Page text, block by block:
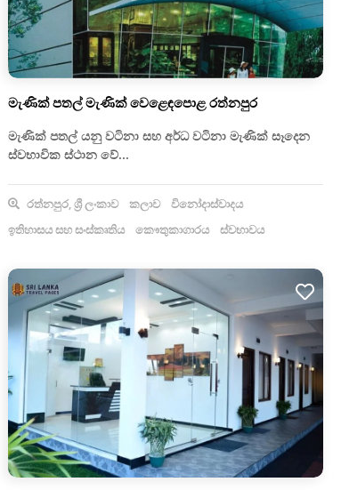
මැණික් පතල් මැණික් වෙළෙඳපොළ රත්නපුර
මැණික් පතල් යනු වටිනා සහ අර්ධ වටිනා මැණික් සෑදෙන
ස්වභාවික ස්ථාන වේ...
රත්නපුර, ශ්‍රී ලංකාව කලාව
විනෝදාස්වාදය
ඉතිහාසය සහ සංස්කෘතිය
කෞතුකාගාරය ස්වභාවය